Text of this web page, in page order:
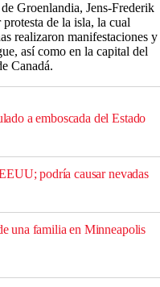
Groenlandia, Jens-Frederik
de la isla, la cual
realizaron manifestaciones y
así como en la capital del
Canadá.
a emboscada del Estado
podría causar nevadas
una familia en Minneapolis